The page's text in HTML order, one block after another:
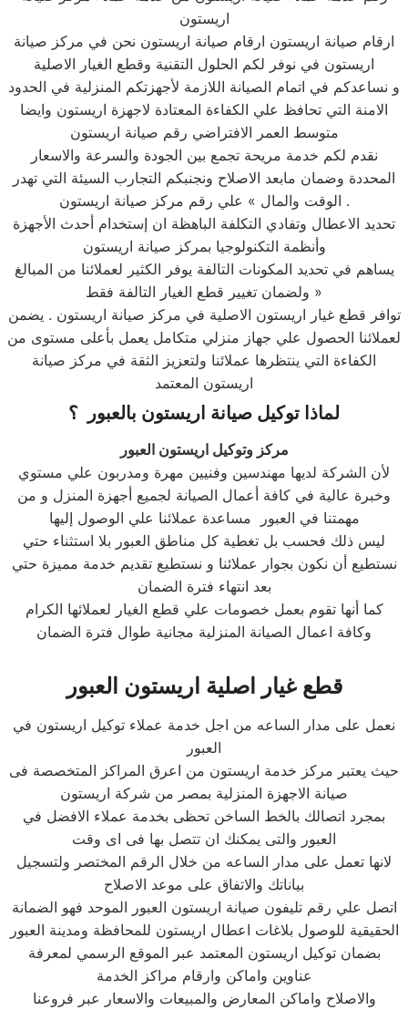
اريستون
ارقام صيانة اريستون ارقام صيانة اريستون نحن في مركز صيانة
اريستون في نوفر لكم الحلول التقنية وقطع الغيار الاصلية
و نساعدكم في اتمام الصيانة اللازمة لأجهزتكم المنزلية في الحدود
الامنة التي تحافظ علي الكفاءة المعتادة لاجهزة اريستون وايضا
متوسط العمر الافتراضي رقم صيانة اريستون
نقدم لكم خدمة مريحة تجمع بين الجودة والسرعة والاسعار
المحددة وضمان مابعد الاصلاح ونجنبكم التجارب السيئة التي تهدر
الوقت والمال » علي رقم مركز صيانة اريستون .
تحديد الاعطال وتفادي التكلفة الباهظة ان إستخدام أحدث الأجهزة
وأنظمة التكنولوجيا بمركز صيانة اريستون
يساهم في تحديد المكونات التالفة يوفر الكثير لعملائنا من المبالغ
ولضمان تغيير قطع الغيار التالفة فقط »
توافر قطع غيار اريستون الاصلية في مركز صيانة اريستون . يضمن
لعملائنا الحصول علي جهاز منزلي متكامل يعمل بأعلى مستوى من
الكفاءة التي ينتظرها عملائنا ولتعزيز الثقة في مركز صيانة
اريستون المعتمد
لماذا توكيل صيانة اريستون بالعبور ؟
مركز وتوكيل اريستون العبور
لأن الشركة لديها مهندسين وفنيين مهرة ومدربون علي مستوي
وخبرة عالية في كافة أعمال الصيانة لجميع أجهزة المنزل و من
مهمتنا في العبور مساعدة عملائنا علي الوصول إليها
ليس ذلك فحسب بل تغطية كل مناطق العبور بلا استثناء حتي
نستطيع أن نكون بجوار عملائنا و نستطيع تقديم خدمة مميزة حتي
بعد انتهاء فترة الضمان
كما أنها تقوم بعمل خصومات علي قطع الغيار لعملائها الكرام
وكافة اعمال الصيانة المنزلية مجانية طوال فترة الضمان
قطع غيار اصلية اريستون العبور
نعمل على مدار الساعه من اجل خدمة عملاء توكيل اريستون في
العبور
حيث يعتبر مركز خدمة اريستون من اعرق المراكز المتخصصة فى
صيانة الاجهزة المنزلية بمصر من شركة اريستون
بمجرد اتصالك بالخط الساخن تحظى بخدمة عملاء الافضل في
العبور والتى يمكنك ان تتصل بها فى اى وقت
لانها تعمل على مدار الساعه من خلال الرقم المختصر ولتسجيل
بياناتك والاتفاق على موعد الاصلاح
اتصل علي رقم تليفون صيانة اريستون العبور الموحد فهو الضمانة
الحقيقية للوصول بلاغات اعطال اريستون للمحافظة ومدينة العبور
بضمان توكيل اريستون المعتمد عبر الموقع الرسمي لمعرفة
عناوين واماكن وارقام مراكز الخدمة
والاصلاح واماكن المعارض والمبيعات والاسعار عبر فروعنا